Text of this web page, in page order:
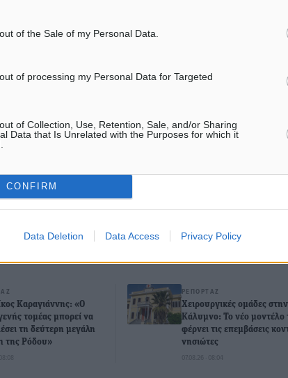
of the Sale of my Personal Data.
of processing my Personal Data for Targeted
of Collection, Use, Retention, Sale, and/or Sharing
Data that Is Unrelated with the Purposes for which it
CONFIRM
Data Deletion Data Access Privacy Policy
στο Google News ★ ↗
ΕΠΙΣΗΣ
Καραγιάννης: «Ο
τομέας μπορεί να
τη δεύτερη μεγάλη
της Ρόδου»
ΡΕΠΟΡΤΆΖ
Χειρουργικές ομάδες στην
Κάλυμνο: Το νέο μοντέλο
φέρνει τις επεμβάσεις
νησιώτες
07.08.26 · 08:04